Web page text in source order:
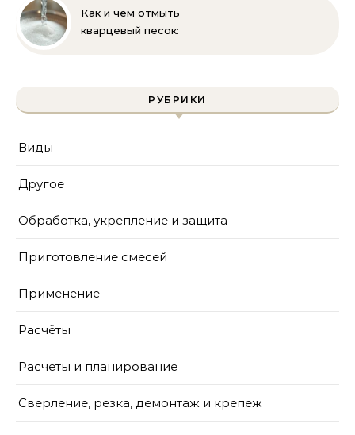
Как и чем отмыть
кварцевый песок:
РУБРИКИ
Виды
Другое
Обработка, укрепление и защита
Приготовление смесей
Применение
Расчёты
Расчеты и планирование
Сверление, резка, демонтаж и крепеж